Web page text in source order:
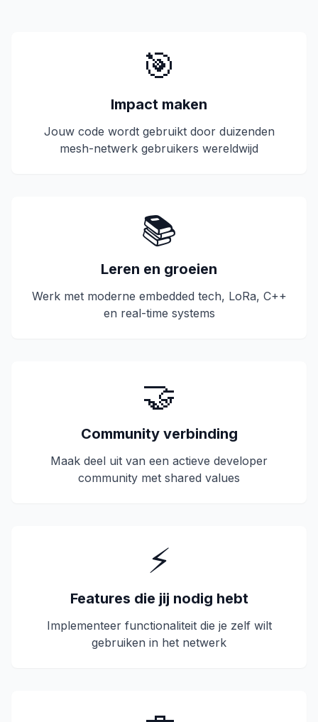
🎯
Impact maken
Jouw code wordt gebruikt door duizenden
mesh-netwerk gebruikers wereldwijd
📚
Leren en groeien
Werk met moderne embedded tech, LoRa, C++
en real-time systems
🤝
Community verbinding
Maak deel uit van een actieve developer
community met shared values
⚡
Features die jij nodig hebt
Implementeer functionaliteit die je zelf wilt
gebruiken in het netwerk